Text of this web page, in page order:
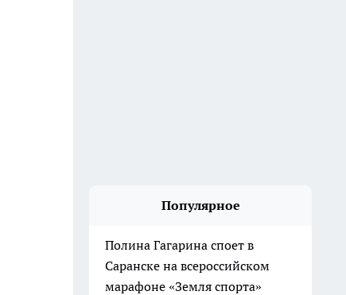
Популярное
Полина Гагарина споет в
Саранске на всероссийском
марафоне «Земля спорта»